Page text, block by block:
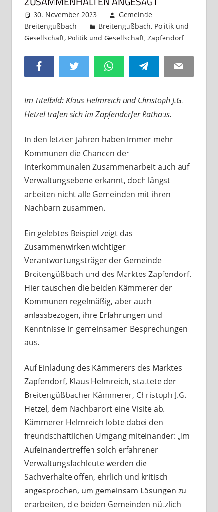
30. November 2023
Gemeinde
Breitengüßbach
Breitengüßbach, Politik und
Gesellschaft, Politik und Gesellschaft, Zapfendorf
Facebook Twitter WhatsAppTelegram Email
Im Titelbild: Klaus Helmreich und Christoph J.G.
Hetzel trafen sich im Zapfendorfer Rathaus.
In den letzten Jahren haben immer mehr
Kommunen die Chancen der
interkommunalen Zusammenarbeit auch auf
Verwaltungsebene erkannt, doch längst
arbeiten nicht alle Gemeinden mit ihren
Nachbarn zusammen.
Ein gelebtes Beispiel zeigt das
Zusammenwirken wichtiger
Verantwortungsträger der Gemeinde
Breitengüßbach und des Marktes Zapfendorf.
Hier tauschen die beiden Kämmerer der
Kommunen regelmäßig, aber auch
anlassbezogen, ihre Erfahrungen und
Kenntnisse in gemeinsamen Besprechungen
aus.
Auf Einladung des Kämmerers des Marktes
Zapfendorf, Klaus Helmreich, stattete der
Breitengüßbacher Kämmerer, Christoph J.G.
Hetzel, dem Nachbarort eine Visite ab.
Kämmerer Helmreich lobte dabei den
freundschaftlichen Umgang miteinander: „Im
Aufeinandertreffen solch erfahrener
Verwaltungsfachleute werden die
Sachverhalte offen, ehrlich und kritisch
angesprochen, um gemeinsam Lösungen zu
erarbeiten, die beiden Gemeinden nützlich